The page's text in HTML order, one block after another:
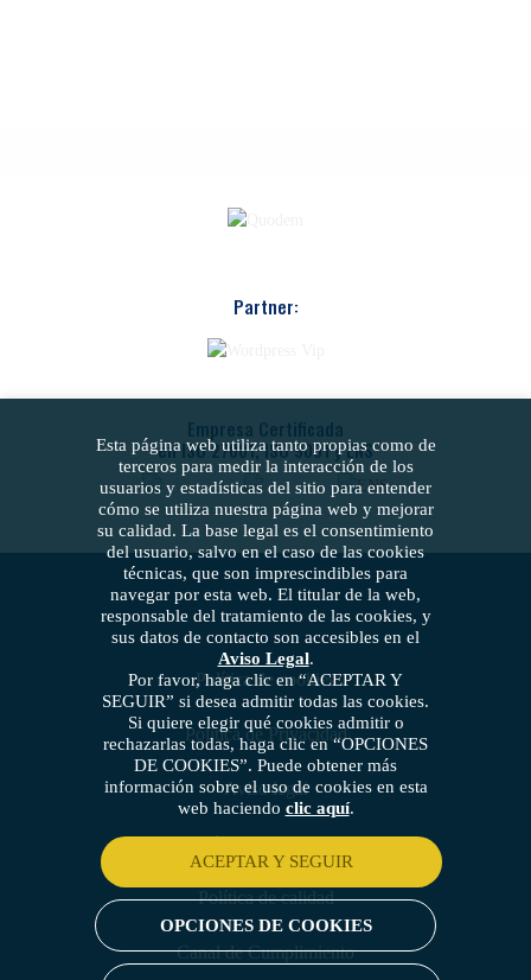
Partner:
Empresa Certificada
en ISO 27001, ISO 9001 y ENS
Política de cookies
Política de Privacidad
Aviso legal
Política de seguridad
Política de calidad
Canal de Cumplimiento
Esta página web utiliza tanto propias como de
terceros para medir la interacción de los
usuarios y estadísticas del sitio para entender
cómo se utiliza nuestra página web y mejorar
su calidad. La base legal es el consentimiento
del usuario, salvo en el caso de las cookies
técnicas, que son imprescindibles para
navegar por esta web. El titular de la web,
responsable del tratamiento de las cookies, y
sus datos de contacto son accesibles en el
Aviso Legal.
Por favor, haga clic en “ACEPTAR Y
SEGUIR” si desea admitir todas las cookies.
Si quiere elegir qué cookies admitir o
rechazarlas todas, haga clic en “OPCIONES
DE COOKIES”. Puede obtener más
información sobre el uso de cookies en esta
web haciendo clic aquí.
ACEPTAR Y SEGUIR
OPCIONES DE COOKIES